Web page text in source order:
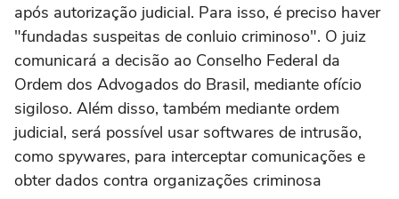
após autorização judicial. Para isso, é preciso haver
"fundadas suspeitas de conluio criminoso". O juiz
comunicará a decisão ao Conselho Federal da
Ordem dos Advogados do Brasil, mediante ofício
sigiloso. Além disso, também mediante ordem
judicial, será possível usar softwares de intrusão,
como spywares, para interceptar comunicações e
obter dados contra organizações criminosa